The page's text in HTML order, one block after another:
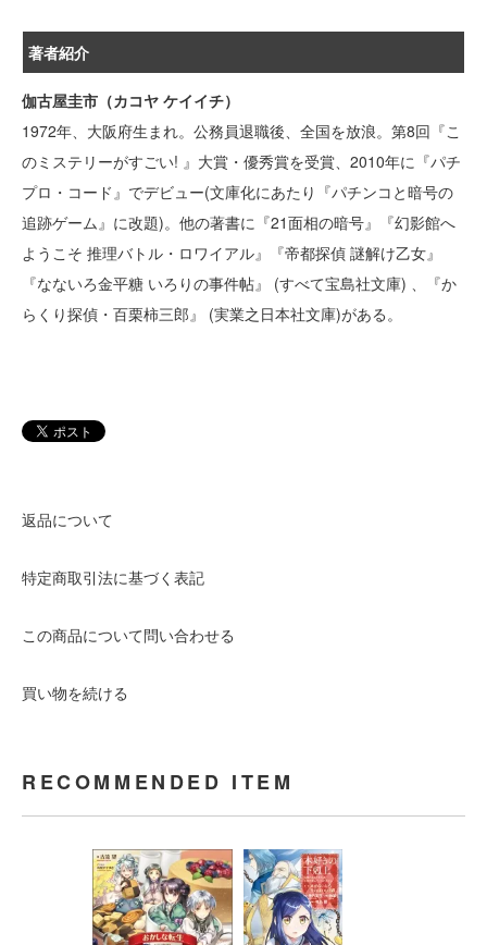
著者紹介
伽古屋圭市（カコヤ ケイイチ）
1972年、大阪府生まれ。公務員退職後、全国を放浪。第8回『こ
のミステリーがすごい! 』大賞・優秀賞を受賞、2010年に『パチ
プロ・コード』でデビュー(文庫化にあたり『パチンコと暗号の
追跡ゲーム』に改題)。他の著書に『21面相の暗号』『幻影館へ
ようこそ 推理バトル・ロワイアル』『帝都探偵 謎解け乙女』
『なないろ金平糖 いろりの事件帖』 (すべて宝島社文庫) 、『か
らくり探偵・百栗柿三郎』 (実業之日本社文庫)がある。
返品について
特定商取引法に基づく表記
この商品について問い合わせる
買い物を続ける
RECOMMENDED ITEM